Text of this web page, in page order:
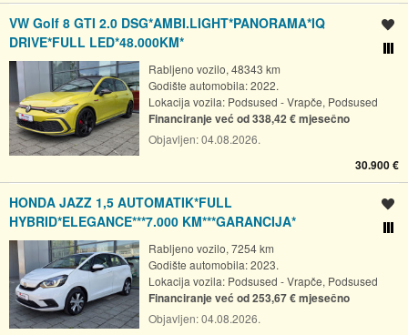
VW Golf 8 GTI 2.0 DSG*AMBI.LIGHT*PANORAMA*IQ
DRIVE*FULL LED*48.000KM*
Rabljeno vozilo, 48343 km
Godište automobila: 2022.
Lokacija vozila: Podsused - Vrapče, Podsused
Financiranje već od 338,42 € mjesečno
Objavljen:04.08.2026.
30.900 €
HONDA JAZZ 1,5 AUTOMATIK*FULL
HYBRID*ELEGANCE***7.000 KM***GARANCIJA*
Rabljeno vozilo, 7254 km
Godište automobila: 2023.
Lokacija vozila: Podsused - Vrapče, Podsused
Financiranje već od 253,67 € mjesečno
Objavljen:04.08.2026.